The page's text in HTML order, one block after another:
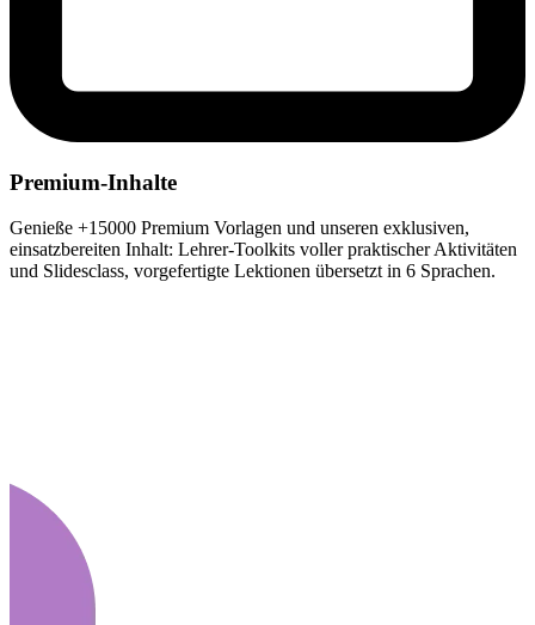
Premium-Inhalte
Genieße +15000 Premium Vorlagen und unseren exklusiven,
einsatzbereiten Inhalt: Lehrer-Toolkits voller praktischer Aktivitäten
und Slidesclass, vorgefertigte Lektionen übersetzt in 6 Sprachen.